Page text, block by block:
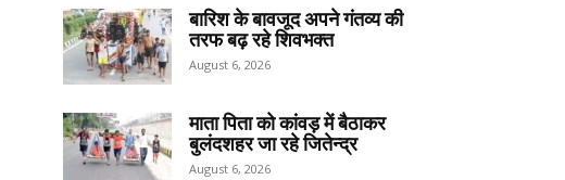
बारिश के बावजूद अपने गंतव्य की
तरफ बढ़ रहे शिवभक्त
August 6, 2026
माता पिता को कांवड़ में बैठाकर
बुलंदशहर जा रहे जितेन्द्र
August 6, 2026